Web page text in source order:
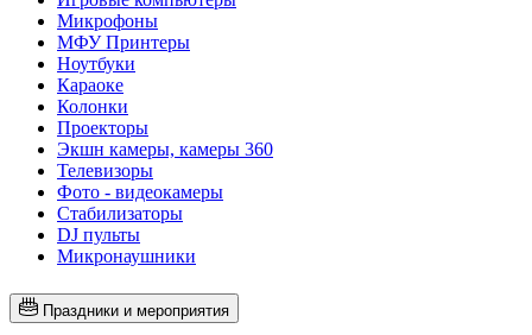
Микрофоны
МФУ Принтеры
Ноутбуки
Караоке
Колонки
Проекторы
Экшн камеры, камеры 360
Телевизоры
Фото - видеокамеры
Стабилизаторы
DJ пульты
Микронаушники
Праздники и мероприятия